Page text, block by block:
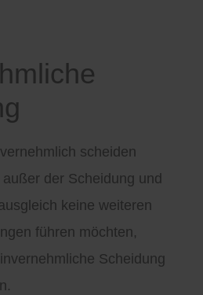
scheiden
der Scheidung und
keine weiteren
führen möchten,
Scheidung